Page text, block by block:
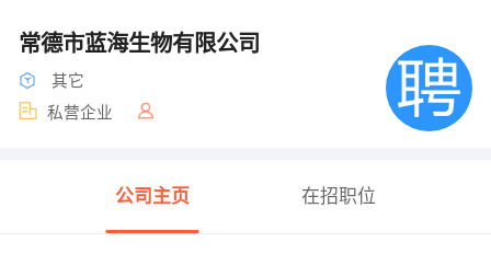
常德市蓝海生物有限公司
其它
私营企业
公司主页 在招职位